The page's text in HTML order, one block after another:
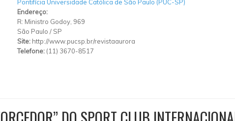
Pontifícia Universidade Católica de São Paulo (PUC-SP)
Endereço:
R: Ministro Godoy, 969
São Paulo / SP
Site: http://www.pucsp.br/revistaaurora
Telefone: (11) 3670-8517